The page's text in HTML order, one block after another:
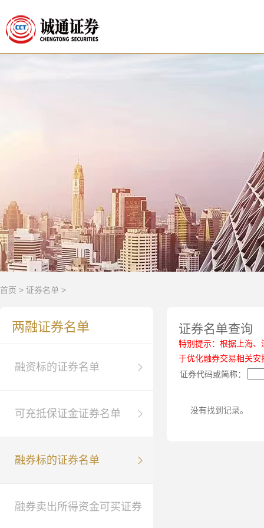
首页 > 证券名单 >
两融证券名单
融资标的证券名单
可充抵保证金证券名单
融券标的证券名单
融券卖出所得资金可买证券
证券名单查询
特别提示：根据上海
于优化融券交易相关
证券代码或简称：
没有找到记录。